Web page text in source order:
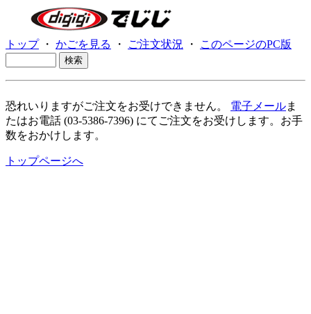
トップ・ かごを見る ・ ご注文状況 ・ このページのPC版
恐れいりますがご注文をお受けできません。 電子メールま
たはお電話 (03-5386-7396) にてご注文をお受けします。お手
数をおかけします。
トップページへ